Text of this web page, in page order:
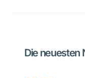
Die neuesten